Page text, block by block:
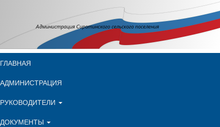
ГЛАВНАЯ
АДМИНИСТРАЦИЯ
РУКОВОДИТЕЛИ
ДОКУМЕНТЫ